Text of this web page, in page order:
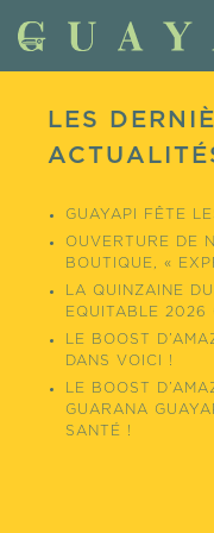
LES
GUAYAPI FÊTE
OUVERTURE DE
BOUTIQUE, «
LA QUINZAINE
EQUITABLE 2026
LE BOOST
DANS VOICI !
LE BOOST
GUARANA
SANTÉ !